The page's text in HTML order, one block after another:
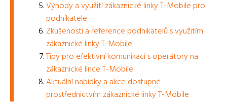
Výhody a využití zákaznické linky T-Mobile pro
podnikatele
Zkušenosti a reference podnikatelů s využitím
zákaznické linky T-Mobile
Tipy pro efektivní komunikaci s operátory na
zákaznické lince T-Mobile
Aktuální nabídky a akce dostupné
prostřednictvím zákaznické linky T-Mobile